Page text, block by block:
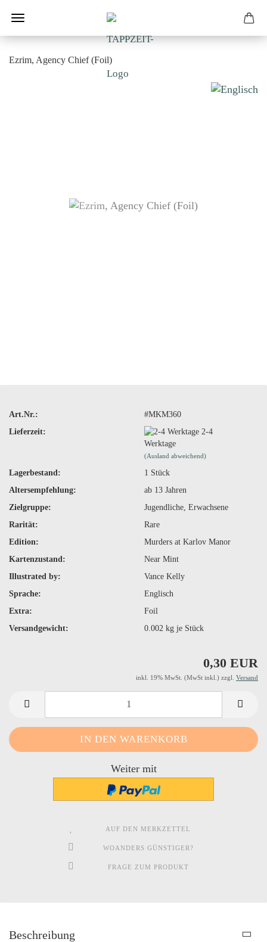
Ezrim, Agency Chief (Foil)
Art.Nr.:
#MKM360
Lieferzeit:
2-4
Werktage
(Ausland abweichend)
Lagerbestand: 1 Stück
Altersempfehlung:
ab 13 Jahren
Zielgruppe:
Jugendliche, Erwachsene
Rarität:
Rare
Edition:
Murders at Karlov Manor
Kartenzustand:
Near Mint
Illustrated by:
Vance Kelly
Sprache:
Englisch
Extra:
Foil
Versandgewicht:
0.002kg je Stück
0,30 EUR
inkl. 19% MwSt. (MwSt inkl.) zzgl. Versand
Weiter mit
AUF DEN MERKZETTEL
WOANDERS GÜNSTIGER?
FRAGE ZUM PRODUKT
Beschreibung